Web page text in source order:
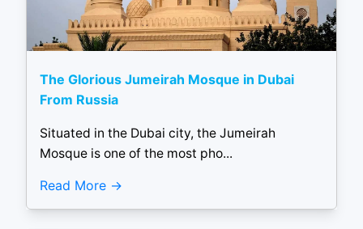
The Glorious Jumeirah Mosque in Dubai
From Russia
Situated in the Dubai city, the Jumeirah
Mosque is one of the most pho...
Read More